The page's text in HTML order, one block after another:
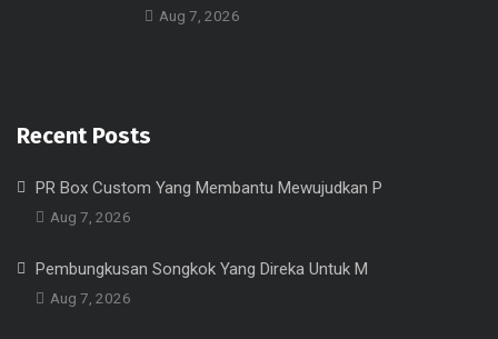
Aug 7, 2026
Recent Posts
PR Box Custom Yang Membantu Mewujudkan P
Aug 7, 2026
Pembungkusan Songkok Yang Direka Untuk M
Aug 7, 2026